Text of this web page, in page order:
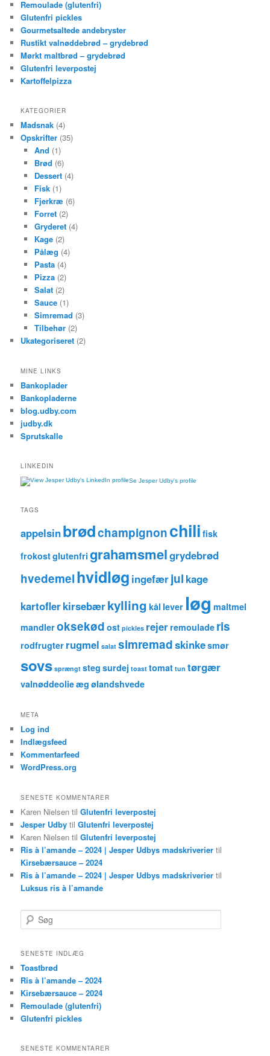
Remoulade (glutenfri)
Glutenfri pickles
Gourmetsaltede andebryster
Rustikt valnøddebrød – grydebrød
Mørkt maltbrød – grydebrød
Glutenfri leverpostej
Kartoffelpizza
KATEGORIER
Madsnak (4)
Opskrifter (35)
And (1)
Brød (6)
Dessert(4)
Fisk(1)
Fjerkræ (6)
Forret(2)
Gryderet(4)
Kage(2)
Pålæg (4)
Pasta(4)
Pizza(2)
Salat(2)
Sauce(1)
Simremad (3)
Tilbehør(2)
Ukategoriseret (2)
MINE LINKS
Bankoplader
Bankopladerne
blog.udby.com
judby.dk
Sprutskalle
LINKEDIN
Se Jesper Udby's profile
TAGS
appelsinbrødchampignonchili fisk
frokostglutenfri grahamsmelgrydebrød
hvedemelhvidløg ingefærjul kage
kartoflerkirsebærkylling kål lever løg maltmel
mandleroksekød ost pickles rejer remoulade ris
rodfrugter rugmel salat simremadskinkesmør
sovs sprængt steg surdej toast tomat tun tørgær
valnøddeolieæg ølandshvede
META
Log ind
Indlægsfeed
Kommentarfeed
WordPress.org
SENESTE KOMMENTARER
Karen Nielsen tilGlutenfri leverpostej
Jesper Udby tilGlutenfri leverpostej
Karen Nielsen tilGlutenfri leverpostej
Ris à l’amande – 2024 | Jesper Udbys madskriverier til
Kirsebærsauce – 2024
Ris à l’amande – 2024 | Jesper Udbys madskriverier til
Luksus ris à l’amande
Søg
SENESTE INDLÆG
Toastbrød
Ris à l’amande – 2024
Kirsebærsauce – 2024
Remoulade (glutenfri)
Glutenfri pickles
SENESTE KOMMENTARER